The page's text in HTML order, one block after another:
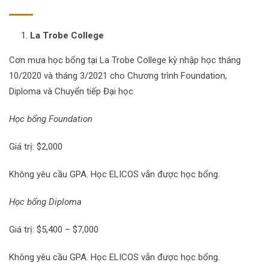
La Trobe College
Cơn mưa học bổng tại La Trobe College kỳ nhập học tháng
10/2020 và tháng 3/2021 cho Chương trình Foundation,
Diploma và Chuyển tiếp Đại học
Học bổng Foundation
Giá trị: $2,000
Không yêu cầu GPA. Học ELICOS vẫn được học bổng.
Học bổng Diploma
Giá trị: $5,400 – $7,000
Không yêu cầu GPA. Học ELICOS vẫn được học bổng.